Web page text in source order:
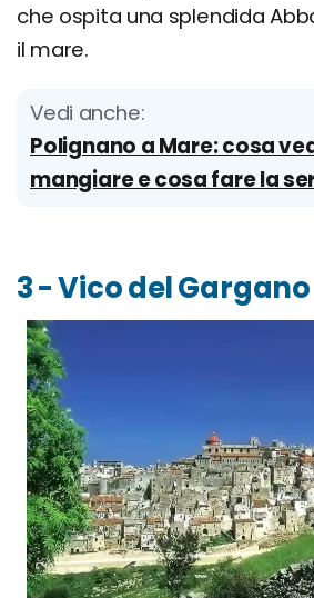
che ospita una splendida
il mare.
Vedi anche:
Polignano a Mare: cosa
mangiare e cosa fare la
3 - Vico del Gargano